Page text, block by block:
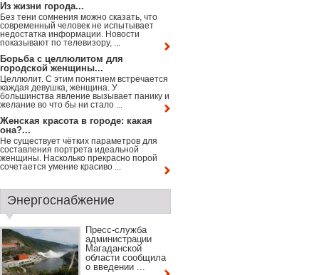
Из жизни города...
Без тени сомнения можно сказать, что
современный человек не испытывает
недостатка информации. Новости
показывают по телевизору, ...
Борьба с целлюлитом для
городской женщины...
Целлюлит. С этим понятием встречается
каждая девушка, женщина. У
большинства явление вызывает панику и
желание во что бы ни стало ...
Женская красота в городе: какая
она?...
Не существует чётких параметров для
составления портрета идеальной
женщины. Насколько прекрасно порой
сочетается умение красиво ...
Энергоснабжение
Пресс-служба
администрации
Магаданской
области сообщила
о введении ...